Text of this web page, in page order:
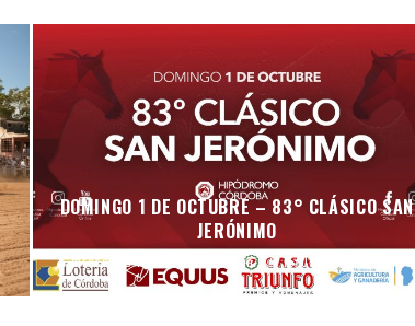
DOMINGO 1 DE OCTUBRE – 83° CLÁSICO SAN
JERÓNIMO
mraso Hipódromo Córdoba 15/09/2023